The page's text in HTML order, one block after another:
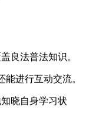
良法普法知识。
进行互动交流。
晓自身学习状